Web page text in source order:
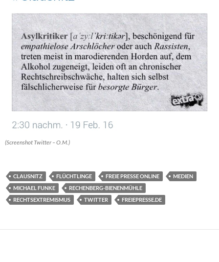
(Screenshot Twitter – O.M.)
CLAUSNITZ FLÜCHTLINGE FREIE PRESSE ONLINE
MEDIEN
MICHAEL FUNKE
RECHENBERG-BIENENMÜHLE
RECHTSEXTREMISMUS
TWITTER FREIEPRESSE.DE